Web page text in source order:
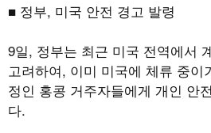
■ 정부, 미국 안전 경고 발령
9일, 정부는 최근 미국 전역에서
고려하여, 이미 미국에 체류 중이
정인 홍콩 거주자들에게 개인 안
다.